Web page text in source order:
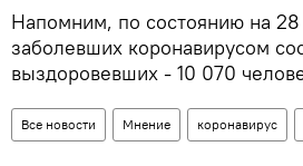
Напомним, по состоянию на 28
заболевших коронавирусом
выздоровевших - 10 070
Все новости Мнение коронавирус